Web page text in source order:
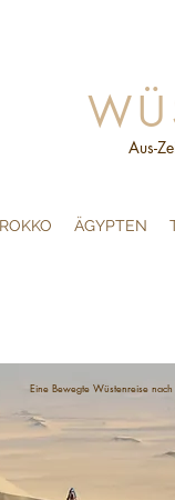
Aus-
ÄGYPTEN
Bewegte Wüstenreise nach